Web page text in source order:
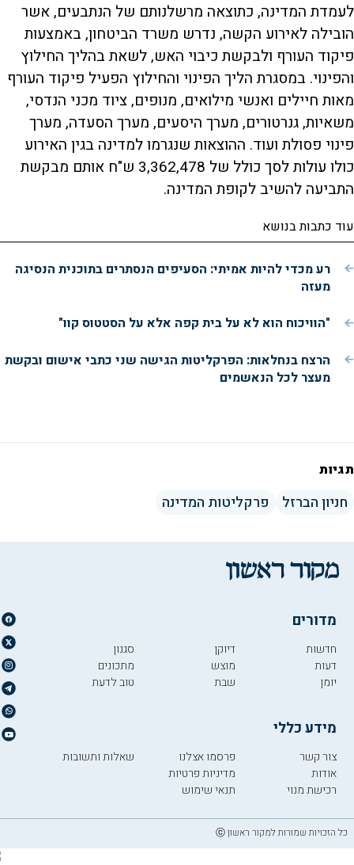
לעמדת המדינה, כתוצאה מרשלנותם של הנתבעים, אשר
הובילה לאירוע הקשה, נדרש משרד הביטחון, באמצעות
פיקוד העורף ולבקשת כיבוי האש, לשאת בהליך החילוץ
והפינוי. במסגרת הליך הפינוי והחילוץ הפעיל פיקוד העורף
מאות חיילים ואנשי מילואים, מנופים, ציוד מכני הנדסי,
משאיות, גנרטורים, מערך היסעים, מערך הסעדה, מערך
פינוי פסולת ועוד. ההוצאות שנגרמו למדינה בגין האירוע
כולו עולות לסך כולל של 3,362,478 ש"ח אותם מבקשת
התביעה להשיב לקופת המדינה.
עוד כתבות בנושא
רע מכדי להיות אמיתי: הסעיפים הנסתרים בתוכנית הנסיגה
מעזה
"הוויכוח הוא לא על בית קפה אלא על הסטטוס קוו"
הרצח בנחלאות: הפרקליטות הגישה שני כתבי אישום ובקשת
מעצר לכל הנאשמים
תגיות
חניון הברזל פרקליטות המדינה
מדורים
חדשות
דעות
יומן
דיוקן
מוצש
שבת
סגנון
מתכונים
טוב לדעת
מידע כללי
צור קשר
אודות
רכישת מנוי
פרסמו אצלנו
מדיניות פרטיות
תנאי שימוש
שאלות ותשובות
כל הזכויות שמורות למקור ראשון ⓒ